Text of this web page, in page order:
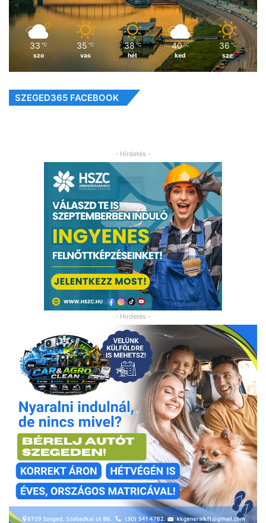
33 ℃
szo
35 ℃
vas
38 ℃
hét
40 ℃
ked
36 ℃
sze
SZEGED365 FACEBOOK
- Hirdetés -
- Hirdetés -